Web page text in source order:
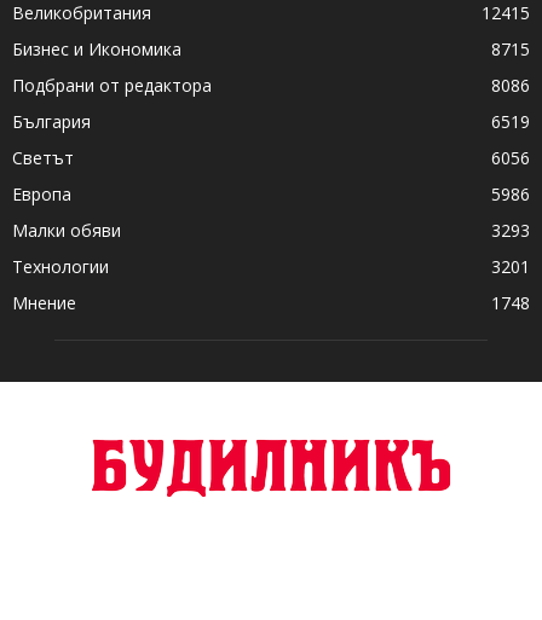
Великобритания
12415
Бизнес и Икономика
8715
Подбрани от редактора
8086
България
6519
Светът
6056
Европа
5986
Малки обяви
3293
Технологии
3201
Мнение
1748